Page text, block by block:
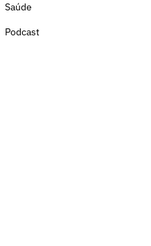
Saúde
Podcast